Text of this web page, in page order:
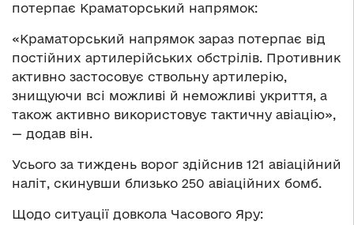
потерпає Краматорський напрямок:
«Краматорський напрямок зараз потерпає від
постійних артилерійських обстрілів. Противник
активно застосовує ствольну артилерію,
знищуючи всі можливі й неможливі укриття, а
також активно використовує тактичну авіацію»,
— додав він.
Усього за тиждень ворог здійснив 121 авіаційний
наліт, скинувши близько 250 авіаційних бомб.
Щодо ситуації довкола Часового Яру: